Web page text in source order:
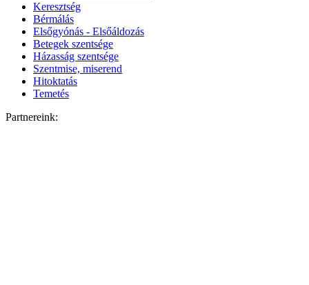
Keresztség
Bérmálás
Elsőgyónás - Elsőáldozás
Betegek szentsége
Házasság szentsége
Szentmise, miserend
Hitoktatás
Temetés
Partnereink: